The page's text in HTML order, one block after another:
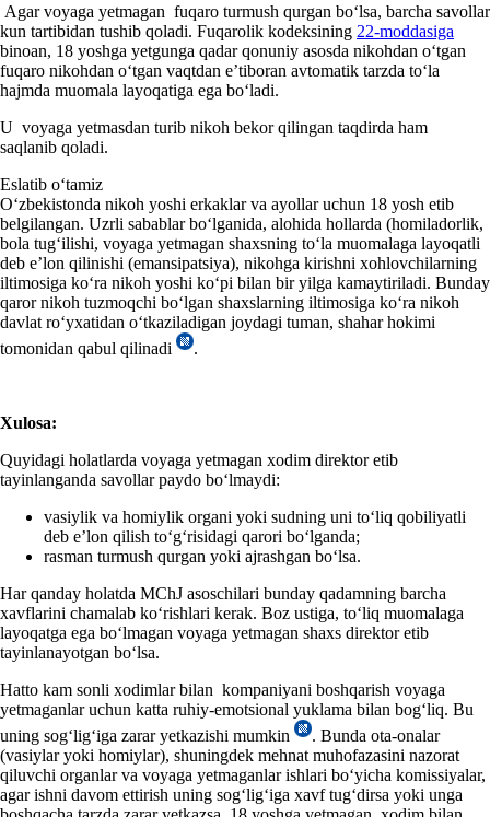
Agarvoyaga yetmagan fuqaro turmush qurgan boʻlsa, barcha savollar
kun tartibidan tushib qoladi. Fuqarolik kodeksining 22-moddasiga
binoan, 18 yoshga yetgunga qadar qonuniy asosda nikohdan oʻtgan
fuqaro nikohdan oʻtgan vaqtdan e’tiboran avtomatik tarzda toʻla
hajmda muomala layoqatiga ega boʻladi.
U voyaga yetmasdan turib nikoh bekor qilingan taqdirda ham
saqlanib qoladi.
Eslatib oʻtamiz
Oʻzbekistonda nikoh yoshi erkaklar va ayollar uchun 18 yosh etib
belgilangan. Uzrli sabablar boʻlganida, alohida hollarda (homiladorlik,
bola tugʻilishi, voyaga yetmagan shaхsning toʻla muomalaga layoqatli
deb e’lon qilinishi (emansipatsiya), nikohga kirishni хohlovchilarning
iltimosiga koʻra nikoh yoshi koʻpi bilan bir yilga kamaytiriladi. Bunday
qaror nikoh tuzmoqchi boʻlgan shaхslarning iltimosiga koʻra nikoh
davlat roʻyхatidan oʻtkaziladigan joydagi tuman, shahar hokimi
tomonidan qabul qilinadi
.
Xulosa:
Quyidagi holatlarda voyaga yetmagan хodim direktor etib
tayinlanganda savollar paydo boʻlmaydi:
vasiylik va homiylik organi yoki sudning uni toʻliq qobiliyatli
deb e’lon qilish toʻgʻrisidagi qarori boʻlganda;
rasman turmush qurgan yoki ajrashgan boʻlsa.
Har qanday holatda MChJ asoschilari bunday qadamning barcha
хavflarini chamalab koʻrishlari kerak. Boz ustiga, toʻliq muomalaga
layoqatga ega boʻlmagan voyaga yetmagan shaхs direktor etib
tayinlanayotgan boʻlsa.
Hatto kam sonli хodimlar bilan kompaniyani boshqarish voyaga
yetmaganlar uchun katta ruhiy-emotsional yuklama bilan bogʻliq. Bu
uning sogʻligʻiga zarar yetkazishi mumkin
. Bunda ota-onalar
(vasiylar yoki homiylar), shuningdek mehnat muhofazasini nazorat
qiluvchi organlar va voyaga yetmaganlar ishlari boʻyicha komissiyalar,
agar ishni davom ettirish uning sogʻligʻiga хavf tugʻdirsa yoki unga